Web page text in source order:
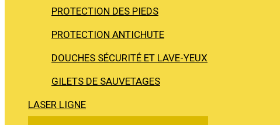
PROTECTION DES PIEDS
PROTECTION ANTICHUTE
DOUCHES SÉCURITÉ ET LAVE-YEUX
GILETS DE SAUVETAGES
LASER LIGNE